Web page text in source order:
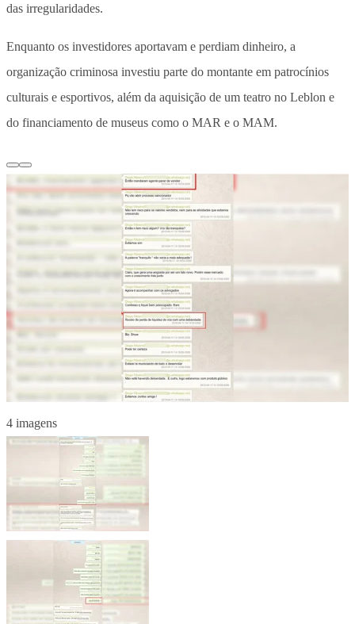
das irregularidades.
Enquanto os investidores aportavam e perdiam dinheiro, a
organização criminosa investiu parte do montante em patrocínios
culturais e esportivos, além da aquisição de um teatro no Leblon e
do financiamento de museus como o MAR e o MAM.
4 imagens